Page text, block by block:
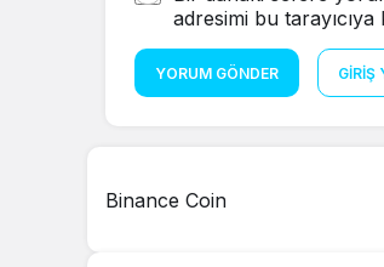
adresimi bu tarayıcıya
YORUM GÖNDER GIRIŞ
Binance Coin